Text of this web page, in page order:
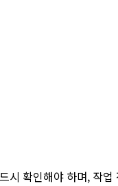
시 확인해야 하며, 작